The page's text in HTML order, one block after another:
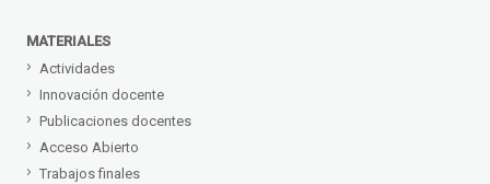
MATERIALES
Actividades
Innovación docente
Publicaciones docentes
Acceso Abierto
Trabajos finales